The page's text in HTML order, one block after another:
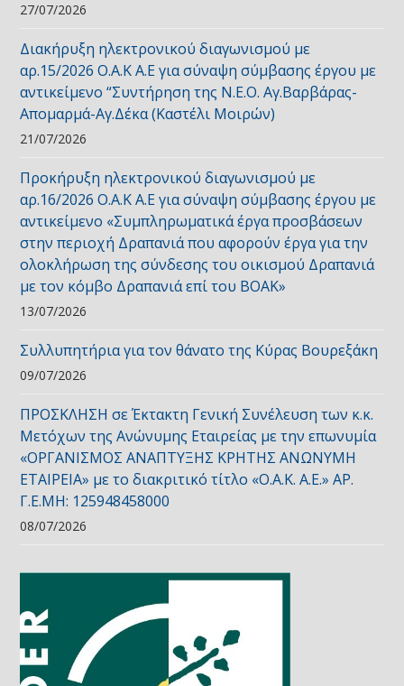
27/07/2026
Διακήρυξη ηλεκτρονικού διαγωνισμού με
αρ.15/2026 Ο.Α.Κ Α.Ε για σύναψη σύμβασης έργου με
αντικείμενο “Συντήρηση της Ν.Ε.Ο. Αγ.Βαρβάρας-
Απομαρμά-Αγ.Δέκα (Καστέλι Μοιρών)
21/07/2026
Προκήρυξη ηλεκτρονικού διαγωνισμού με
αρ.16/2026 Ο.Α.Κ Α.Ε για σύναψη σύμβασης έργου με
αντικείμενο «Συμπληρωματικά έργα προσβάσεων
στην περιοχή Δραπανιά που αφορούν έργα για την
ολοκλήρωση της σύνδεσης του οικισμού Δραπανιά
με τον κόμβο Δραπανιά επί του ΒΟΑΚ»
13/07/2026
Συλλυπητήρια για τον θάνατο της Κύρας Βουρεξάκη
09/07/2026
ΠΡΟΣΚΛΗΣΗ σε Έκτακτη Γενική Συνέλευση των κ.κ.
Μετόχων της Ανώνυμης Εταιρείας με την επωνυμία
«ΟΡΓΑΝΙΣΜΟΣ ΑΝΑΠΤΥΞΗΣ ΚΡΗΤΗΣ ΑΝΩΝΥΜΗ
ΕΤΑΙΡΕΙΑ» με το διακριτικό τίτλο «Ο.Α.Κ. Α.Ε.» ΑΡ.
Γ.Ε.ΜΗ: 125948458000
08/07/2026